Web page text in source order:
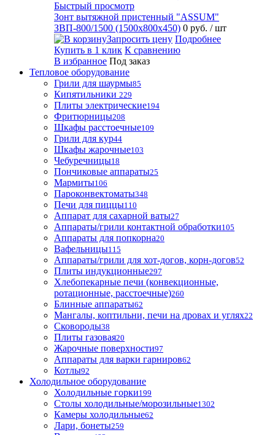
Быстрый просмотр
Зонт вытяжной пристенный "ASSUM"
ЗВП-800/1500 (1500х800х450) 0 руб. / шт
Запросить цену Подробнее
Купить в 1 клик К сравнению
В избранное Под заказ
Тепловое оборудование
Грили для шаурмы85
Кипятильники 229
Плиты электрические194
Фритюрницы208
Шкафы расстоечные109
Грили для кур44
Шкафы жарочные103
Чебуречницы18
Пончиковые аппараты25
Мармиты106
Пароконвектоматы348
Печи для пиццы110
Аппарат для сахарной ваты27
Аппараты/грили контактной обработки105
Аппараты для попкорна20
Вафельницы115
Аппараты/грили для хот-догов, корн-догов52
Плиты индукционные297
Хлебопекарные печи (конвекционные,
ротационные, расстоечные)260
Блинные аппараты62
Мангалы, коптильни, печи на дровах и углях22
Сковороды38
Плиты газовая20
Жарочные поверхности97
Аппараты для варки гарниров62
Котлы92
Холодильное оборудование
Холодильные горки199
Столы холодильные/морозильные1302
Камеры холодильные62
Лари, бонеты259